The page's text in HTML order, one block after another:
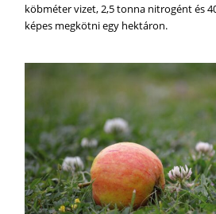
köbméter vizet, 2,5 tonna nitrogént és
képes megkötni egy hektáron.